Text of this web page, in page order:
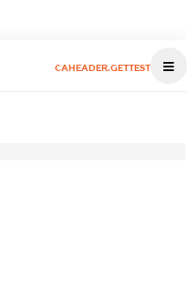
CAHEADER.GETTEST